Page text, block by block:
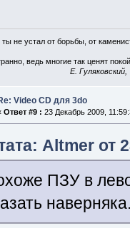
ты не устал от борьбы, от
ведь многие так ценят
E.
Video CD для 3do
Ответ #9 : 23 Декабрь 2009,
Altmer от
ПЗУ в